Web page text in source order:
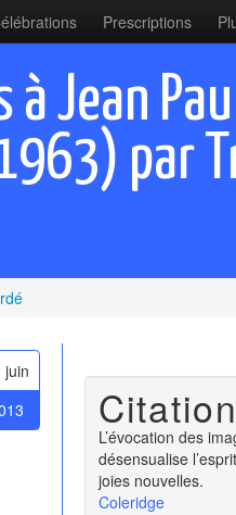
Prescriptions
à Jean
par
juin
Citation
L’évocation des
désensualise
joies nouvelles.
Coleridge